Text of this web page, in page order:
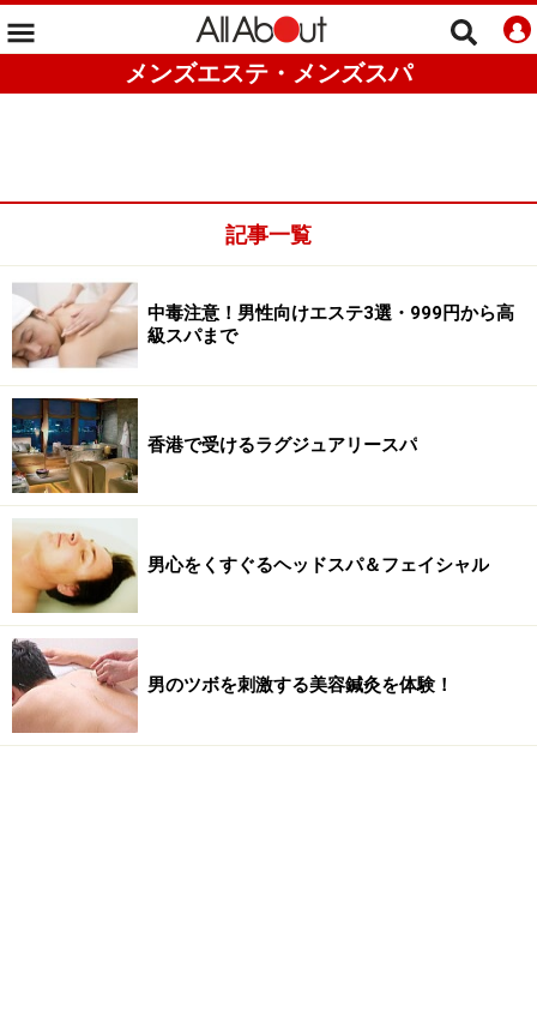
メンズエステ・メンズスパ
記事一覧
中毒注意！男性向けエステ3選・999円から高
級スパまで
香港で受けるラグジュアリースパ
男心をくすぐるヘッドスパ＆フェイシャル
男のツボを刺激する美容鍼灸を体験！